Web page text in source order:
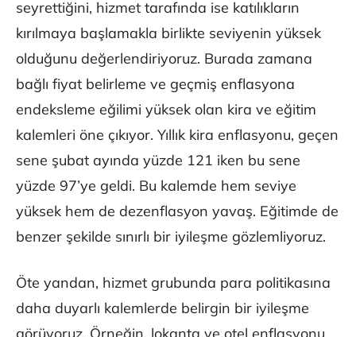
seyrettiğini, hizmet tarafında ise katılıkların
kırılmaya başlamakla birlikte seviyenin yüksek
olduğunu değerlendiriyoruz. Burada zamana
bağlı fiyat belirleme ve geçmiş enflasyona
endeksleme eğilimi yüksek olan kira ve eğitim
kalemleri öne çıkıyor. Yıllık kira enflasyonu, geçen
sene şubat ayında yüzde 121 iken bu sene
yüzde 97’ye geldi. Bu kalemde hem seviye
yüksek hem de dezenflasyon yavaş. Eğitimde de
benzer şekilde sınırlı bir iyileşme gözlemliyoruz.
Öte yandan, hizmet grubunda para politikasına
daha duyarlı kalemlerde belirgin bir iyileşme